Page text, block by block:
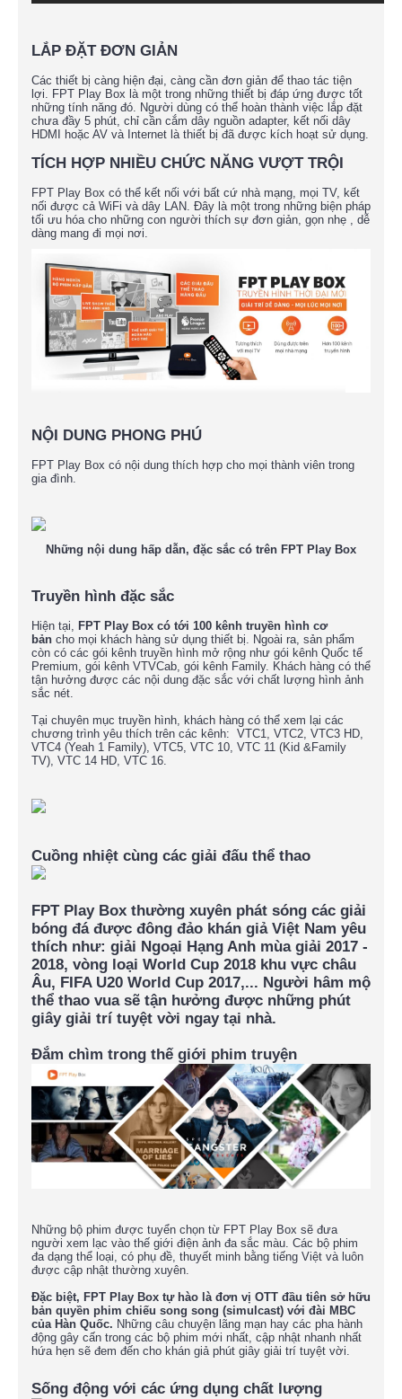
LẮP ĐẶT ĐƠN GIẢN
Các thiết bị càng hiện đại, càng cần đơn giản để thao tác tiện
lợi. FPT Play Box là một trong những thiết bị đáp ứng được tốt
những tính năng đó. Người dùng có thể hoàn thành việc lắp đặt
chưa đầy 5 phút, chỉ cần cắm dây nguồn adapter, kết nối dây
HDMI hoặc AV và Internet là thiết bị đã được kích hoạt sử dụng.
TÍCH HỢP NHIỀU CHỨC NĂNG VƯỢT TRỘI
FPT Play Box có thể kết nối với bất cứ nhà mạng, mọi TV, kết
nối được cả WiFi và dây LAN. Đây là một trong những biện pháp
tối ưu hóa cho những con người thích sự đơn giản, gọn nhẹ , dễ
dàng mang đi mọi nơi.
NỘI DUNG PHONG PHÚ
FPT Play Box có nội dung thích hợp cho mọi thành viên trong
gia đình.
Những nội dung hấp dẫn, đặc sắc có trên FPT Play Box
Truyền hình đặc sắc
Hiện tại,
FPT Play Box có tới 100 kênh truyền hình cơ
bản cho mọi khách hàng sử dụng thiết bị. Ngoài ra, sản phẩm
còn có các gói kênh truyền hình mở rộng như gói kênh Quốc tế
Premium, gói kênh VTVCab, gói kênh Family. Khách hàng có thể
tận hưởng được các nội dung đặc sắc với chất lượng hình ảnh
sắc nét.
​Tại chuyên mục truyền hình, khách hàng có thể xem lại các
chương trình yêu thích trên các kênh: VTC1, VTC2, VTC3 HD,
VTC4 (Yeah 1 Family), VTC5, VTC 10, VTC 11 (Kid &Family
TV), VTC 14 HD, VTC 16.
Cuồng nhiệt cùng các giải đấu thể thao
FPT Play Box thường xuyên phát sóng các giải
bóng đá được đông đảo khán giả Việt Nam yêu
thích như: giải Ngoại Hạng Anh mùa giải 2017 -
2018, vòng loại World Cup 2018 khu vực châu
Âu, FIFA U20 World Cup 2017,... Người hâm mộ
thể thao vua sẽ tận hưởng được những phút
giây giải trí tuyệt vời ngay tại nhà.
Đắm chìm trong thế giới phim truyện
Những bộ phim được tuyển chọn từ FPT Play Box sẽ đưa
người xem lạc vào thế giới điện ảnh đa sắc màu. Các bộ phim
đa dạng thể loại, có phụ đề, thuyết minh bằng tiếng Việt và luôn
được cập nhật thường xuyên.
Đặc biệt, FPT Play Box tự hào là đơn vị OTT đầu tiên sở hữu
bản quyền phim chiếu song song (simulcast) với đài MBC
của Hàn Quốc. Những câu chuyện lãng mạn hay các pha hành
động gây cấn trong các bộ phim mới nhất, cập nhật nhanh nhất
hứa hẹn sẽ đem đến cho khán giả phút giây giải trí tuyệt vời.
Sống động với các ứng dụng chất lượng